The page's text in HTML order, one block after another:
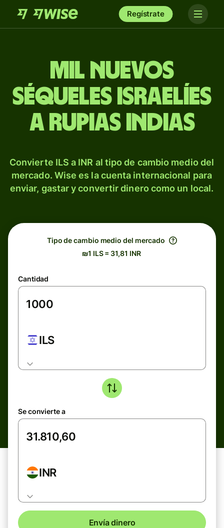
Regístrate
mil nuevos
séqueles israelíes
a rupias indias
Convierte ILS a INR al tipo de cambio medio del
mercado. Wise es la cuenta internacional para
enviar, gastar y convertir dinero como un local.
Tipo de cambio medio del mercado
₪1 ILS = 31,81 INR
Cantidad
ILS
Se convierte a
INR
Envía dinero